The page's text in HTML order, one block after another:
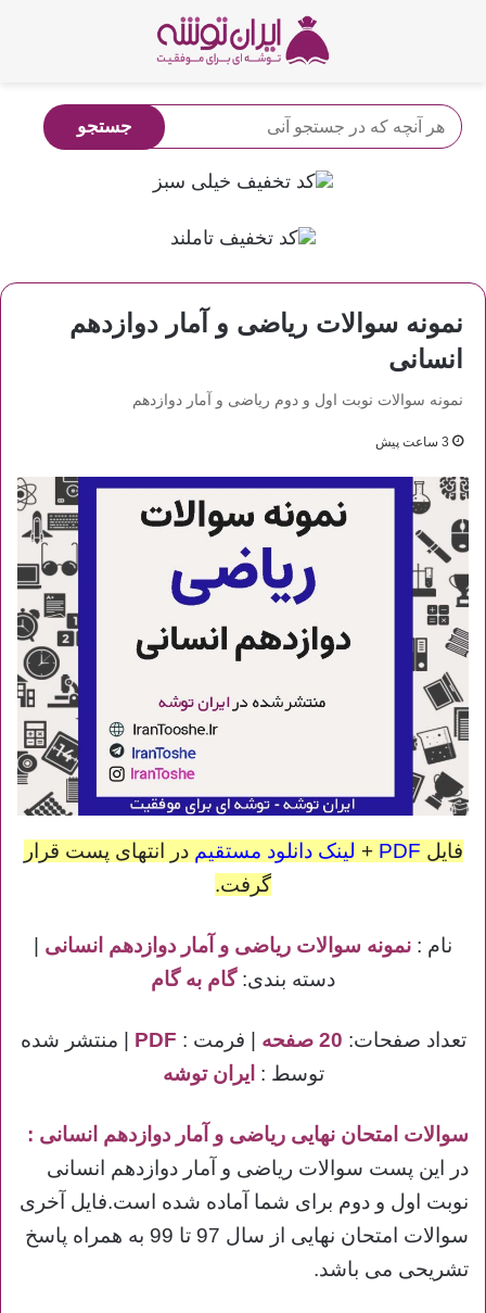
نمونه سوالات ریاضی و آمار دوازدهم
انسانی
نمونه سوالات نوبت اول و دوم ریاضی و آمار دوازدهم
3 ساعت پیش
فایل PDF
+ لینک دانلود مستقیم در انتهای پست قرار
گرفت.
نام : نمونه سوالات ریاضی و آمار دوازدهم انسانی |
دسته بندی:گام به گام
تعداد صفحات: 20 صفحه | فرمت :
| منتشر شده
توسط : ایران توشه
سوالات امتحان نهایی ریاضی و آمار دوازدهم انسانی :
در این پست سوالات ریاضی و آمار دوازدهم انسانی
نوبت اول و دوم برای شما آماده شده است.فایل آخری
سوالات امتحان نهایی از سال 97 تا 99 به همراه پاسخ
تشریحی می باشد.